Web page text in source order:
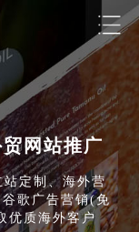
网站推广
定制、海外营
歌广告营销(免
优质海外客户